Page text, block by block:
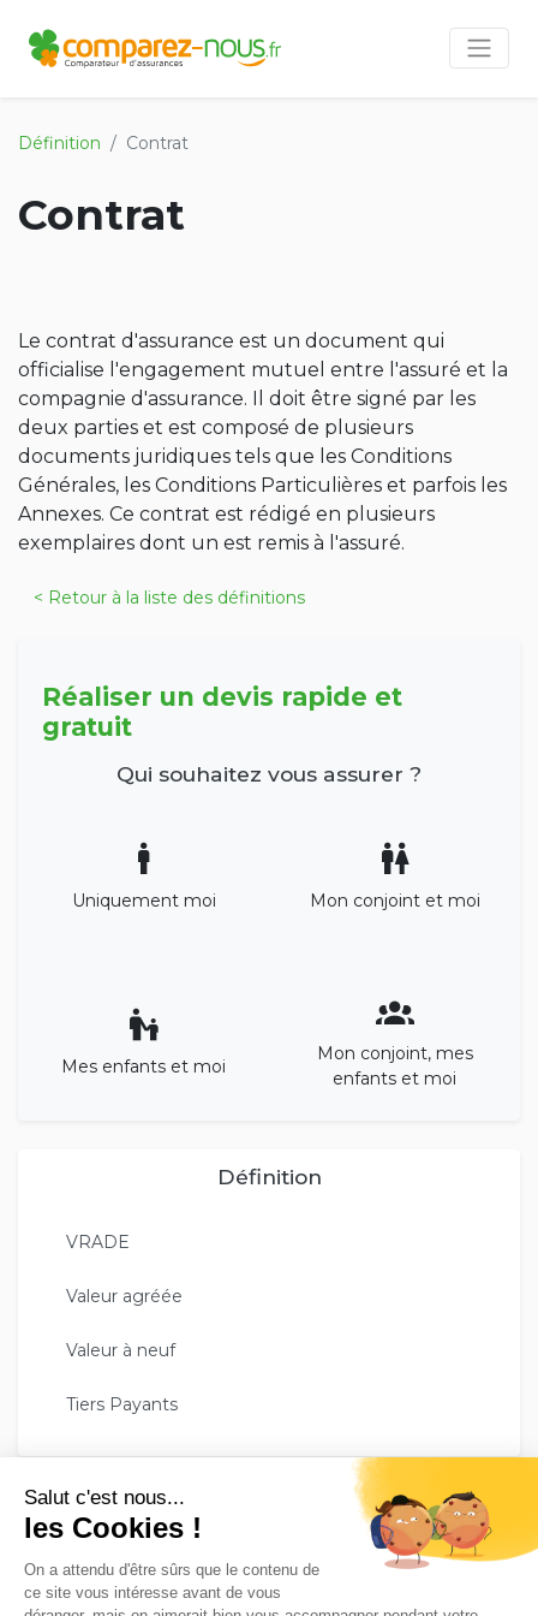
Définition Contrat
Contrat
Le contrat d'assurance est un document qui
officialise l'engagement mutuel entre l'assuré et la
compagnie d'assurance. Il doit être signé par les
deux parties et est composé de plusieurs
documents juridiques tels que les Conditions
Générales, les Conditions Particulières et parfois les
Annexes. Ce contrat est rédigé en plusieurs
exemplaires dont un est remis à l'assuré.
< Retour à la liste des définitions
Réaliser un devis rapide et
gratuit
Qui souhaitez vous assurer ?
Uniquement moi Mon conjoint et moi
Mes enfants et moi
Mon conjoint, mes
enfants et moi
Définition
VRADE
Valeur agréée
Valeur à neuf
Tiers Payants
GESCO ASSURE VOTRE TRANQUILITÉ !